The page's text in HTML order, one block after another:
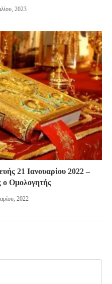
2023
21 Ιανουαρίου 2022 –
ο Ομολογητής
2022